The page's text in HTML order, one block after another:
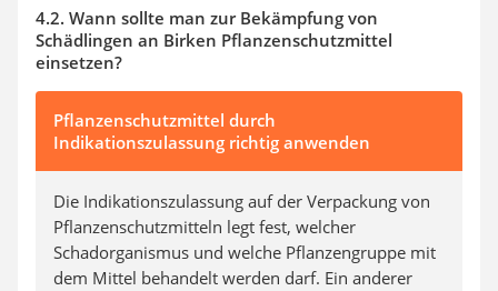
4.2. Wann sollte man zur Bekämpfung von
Schädlingen an Birken Pflanzenschutzmittel
einsetzen?
Pflanzenschutzmittel durch
Indikationszulassung richtig anwenden
Die Indikationszulassung auf der Verpackung von
Pflanzenschutzmitteln legt fest, welcher
Schadorganismus und welche Pflanzengruppe mit
dem Mittel behandelt werden darf. Ein anderer